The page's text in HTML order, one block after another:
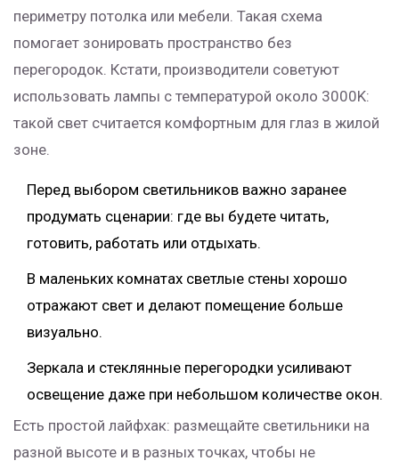
периметру потолка или мебели. Такая схема
помогает зонировать пространство без
перегородок. Кстати, производители советуют
использовать лампы с температурой около 3000K:
такой свет считается комфортным для глаз в жилой
зоне.
Перед выбором светильников важно заранее
продумать сценарии: где вы будете читать,
готовить, работать или отдыхать.
В маленьких комнатах светлые стены хорошо
отражают свет и делают помещение больше
визуально.
Зеркала и стеклянные перегородки усиливают
освещение даже при небольшом количестве окон.
Есть простой лайфхак: размещайте светильники на
разной высоте и в разных точках, чтобы не